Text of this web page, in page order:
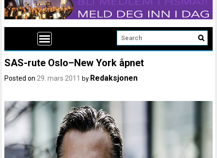
SAS-rute Oslo–New York åpnet
Posted on29. mars 2011 by Redaksjonen